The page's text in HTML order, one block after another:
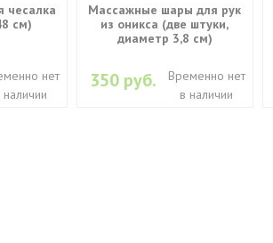
чесалка
см)
нет
наличии
Массажные шары для рук
из оникса (две штуки,
диаметр 3,8 см)
350 руб.
Временно нет
в наличии